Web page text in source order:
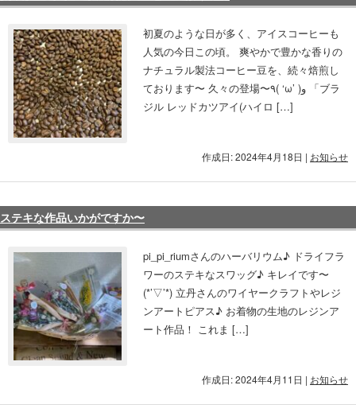
初夏のような日が多く、アイスコーヒーも
人気の今日この頃。 爽やかで豊かな香りの
ナチュラル製法コーヒー豆を、続々焙煎し
ております〜 久々の登場〜٩( ‘ω’ )و 「ブラ
ジル レッドカツアイ(ハイロ […]
作成日: 2024年4月18日 | お知らせ
ステキな作品いかがですか〜
pi_pi_riumさんのハーバリウム♪ ドライフラ
ワーのステキなスワッグ♪ キレイです〜
(*’▽’*) 立丹さんのワイヤークラフトやレジ
ンアートピアス♪ お着物の生地のレジンア
ート作品！ これま […]
作成日: 2024年4月11日 | お知らせ